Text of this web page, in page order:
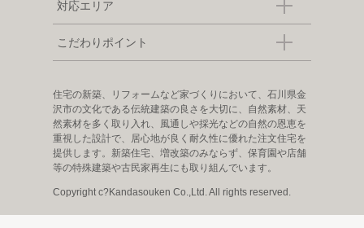
対応エリア
こだわりポイント
住宅の新築、リフォームなど家づくりにおいて、石川県金
沢市の文化である伝統建築の良さを大切に、自然素材、天
然素材を多く取り入れ、風通しや採光などの自然の恩恵を
重視した設計で、居心地が良く耐久性に優れた注文住宅を
提供します。新築住宅、増改築のみならず、保育園や店舗
等の特殊建築や古民家再生にも取り組んでいます。
Copyright c?Kandasouken Co.,Ltd. All rights reserved.